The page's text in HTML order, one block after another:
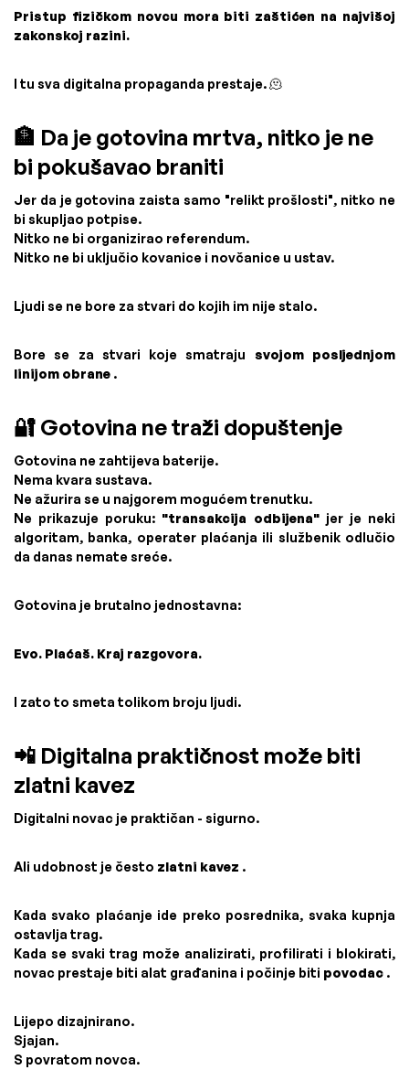
Pristup fizičkom novcu mora biti zaštićen na najvišoj
zakonskoj razini.
I tu sva digitalna propaganda prestaje. 🫠
🏦 Da je gotovina mrtva, nitko je ne
bi pokušavao braniti
Jer da je gotovina zaista samo "relikt prošlosti", nitko ne
bi skupljao potpise.
Nitko ne bi organizirao referendum.
Nitko ne bi uključio kovanice i novčanice u ustav.
Ljudi se ne bore za stvari do kojih im nije stalo.
Bore se za stvari koje smatraju svojom posljednjom
linijom obrane .
🔐 Gotovina ne traži dopuštenje
Gotovina ne zahtijeva baterije.
Nema kvara sustava.
Ne ažurira se u najgorem mogućem trenutku.
Ne prikazuje poruku: "transakcija odbijena"jer je neki
algoritam, banka, operater plaćanja ili službenik odlučio
da danas nemate sreće.
Gotovina je brutalno jednostavna:
Evo. Plaćaš. Kraj razgovora.
I zato to smeta tolikom broju ljudi.
📲 Digitalna praktičnost može biti
zlatni kavez
Digitalni novac je praktičan - sigurno.
Ali udobnost je često zlatni kavez .
Kada svako plaćanje ide preko posrednika, svaka kupnja
ostavlja trag.
Kada se svaki trag može analizirati, profilirati i blokirati,
novac prestaje biti alat građanina i počinje biti povodac .
Lijepo dizajnirano.
Sjajan.
S povratom novca.